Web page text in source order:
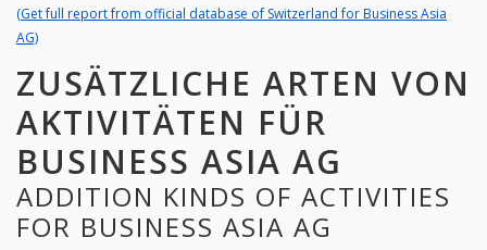
(Get full report from official database of Switzerland for Business Asia
AG)
ZUSÄTZLICHE ARTEN VON
AKTIVITÄTEN FÜR
BUSINESS ASIA AG
ADDITION KINDS OF ACTIVITIES
FOR BUSINESS ASIA AG